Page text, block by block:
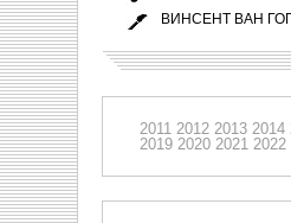
ВИНСЕНТ ВАН
2011 2012 2013 2014
2019 2020 2021 2022